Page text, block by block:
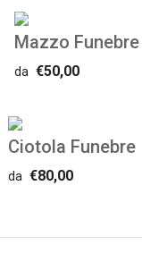
Mazzo Funebre
da €50,00
Ciotola Funebre
da€80,00